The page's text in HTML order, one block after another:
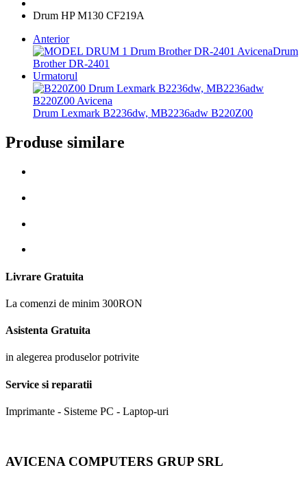
Drum HP M130 CF219A
Anterior
Drum
Brother DR-2401
Urmatorul
Drum Lexmark B2236dw, MB2236adw B220Z00
Produse similare
Livrare Gratuita
La comenzi de minim 300RON
Asistenta Gratuita
in alegerea produselor potrivite
Service si reparatii
Imprimante - Sisteme PC - Laptop-uri
AVICENA COMPUTERS GRUP SRL